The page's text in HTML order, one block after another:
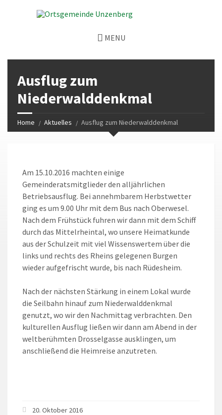
MENU
Ausflug zum
Niederwalddenkmal
Home Aktuelles Ausflug zum Niederwalddenkmal
Am 15.10.2016 machten einige
Gemeinderatsmitglieder den alljährlichen
Betriebsausflug. Bei annehmbarem Herbstwetter
ging es um 9.00 Uhr mit dem Bus nach Oberwesel.
Nach dem Frühstück fuhren wir dann mit dem Schiff
durch das Mittelrheintal, wo unsere Heimatkunde
aus der Schulzeit mit viel Wissenswertem über die
links und rechts des Rheins gelegenen Burgen
wieder aufgefrischt wurde, bis nach Rüdesheim.
Nach der nächsten Stärkung in einem Lokal wurde
die Seilbahn hinauf zum Niederwalddenkmal
genutzt, wo wir den Nachmittag verbrachten. Den
kulturellen Ausflug ließen wir dann am Abend in der
weltberühmten Drosselgasse ausklingen, um
anschließend die Heimreise anzutreten.
20. Oktober 2016